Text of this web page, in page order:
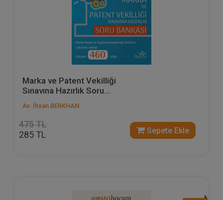
Marka ve Patent Vekilliği
Sınavına Hazırlık Soru...
Av. İhsan BERKHAN
475 TL
285 TL Sepete Ekle